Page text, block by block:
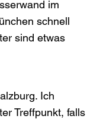
im
schnell
sind etwas
Ich
Treffpunkt, falls